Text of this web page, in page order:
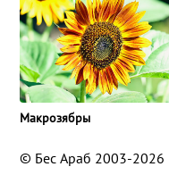
Макрозябры
© Бес Араб 2003-2026